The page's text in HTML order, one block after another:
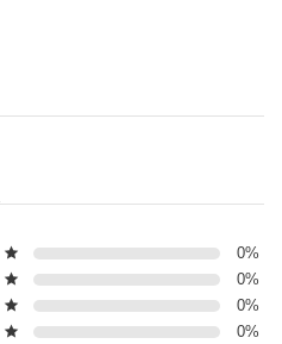
0%
0%
0%
0%